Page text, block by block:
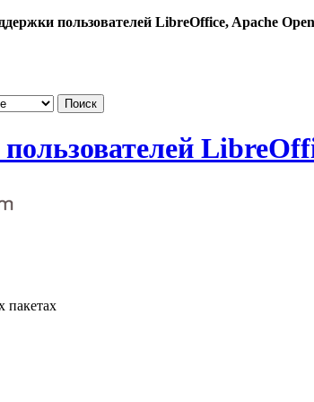
пользователей LibreOffice, Apache
пакетах